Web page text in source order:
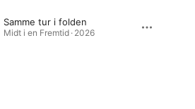
Samme tur i folden
Midt i en Fremtid · 2026